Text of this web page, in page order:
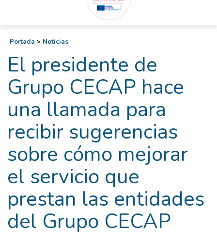
Portada > Noticias
El presidente de
Grupo CECAP hace
una llamada para
recibir sugerencias
sobre cómo mejorar
el servicio que
prestan las entidades
del Grupo CECAP